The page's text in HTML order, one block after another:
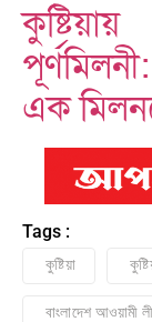
এক
Tags :
কুষ্টিয়া
বাংলাদেশ আওয়ামী